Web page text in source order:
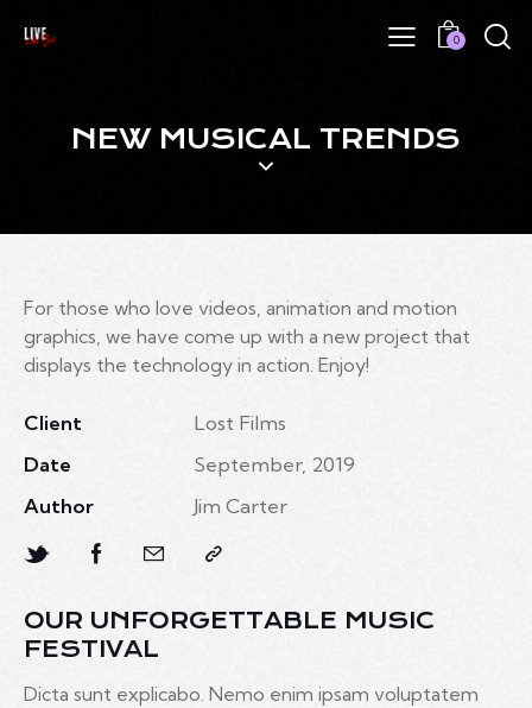
0
NEW MUSICAL TRENDS
OUR UNFORGETTABLE MUSIC
FESTIVAL
Dicta sunt explicabo. Nemo enim ipsam voluptatem
For those who love videos, animation and motion
graphics, we have come up with a new project that
displays the technology in action. Enjoy!
Client
Lost Films
Date
September, 2019
Author
Jim Carter